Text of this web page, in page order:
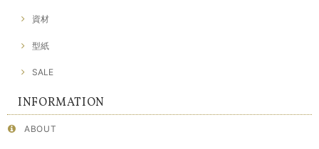
資材
型紙
SALE
INFORMATION
ABOUT